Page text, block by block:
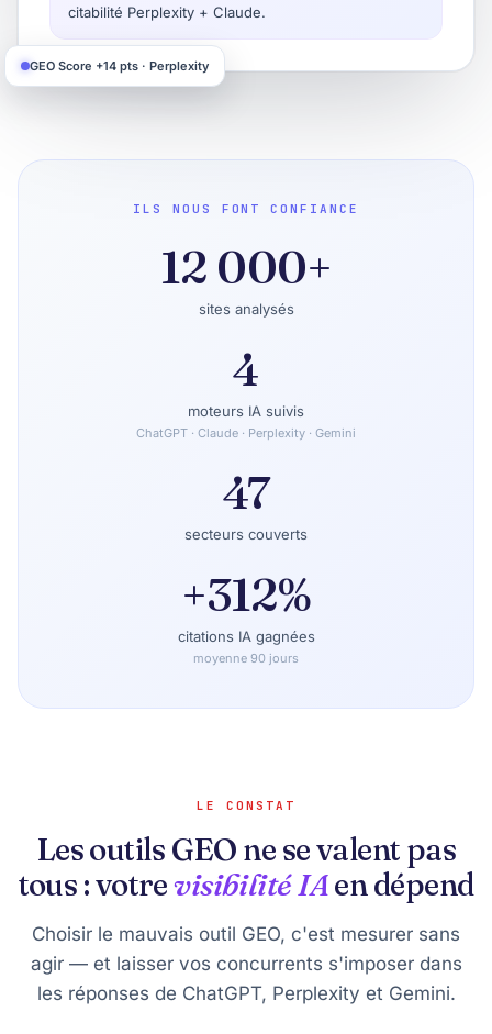
citabilité Perplexity + Claude.
GEO Score +14 pts · Perplexity
ILS NOUS FONT CONFIANCE
12 000+
sites analysés
4
moteurs IA suivis
ChatGPT · Claude · Perplexity · Gemini
47
secteurs couverts
+312%
citations IA gagnées
moyenne 90 jours
LE CONSTAT
Les outils GEO ne se valent pas
tous : votrevisibilité IAen dépend
Choisir le mauvais outil GEO, c'est mesurer sans
agir — et laisser vos concurrents s'imposer dans
les réponses de ChatGPT, Perplexity et Gemini.